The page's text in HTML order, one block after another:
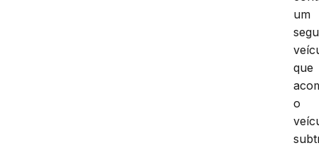
um
que
o